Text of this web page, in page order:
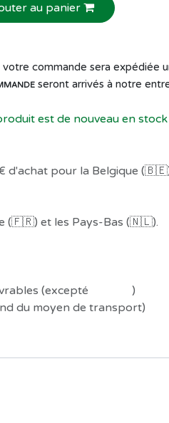
au panier
commande sera expédiée
seront arrivés à notre
est de nouveau en stock
d'achat pour la Belgique
(🇫🇷) et les Pays-Bas (🇳🇱).
(excepté
)
du moyen de transport)